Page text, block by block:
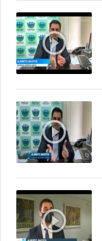
play_circle_outline
play_circle_outline
play_circle_outline